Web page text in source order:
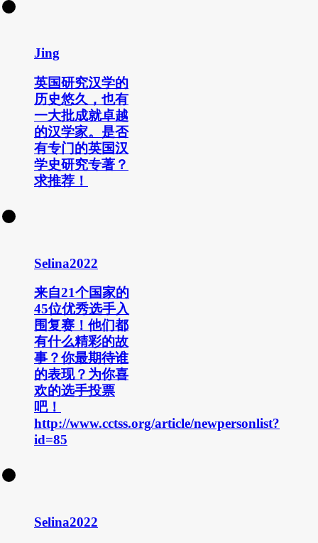
Jing
英国研究汉学的
历史悠久，也有
一大批成就卓越
的汉学家。是否
有专门的英国汉
学史研究专著？
求推荐！
Selina2022
来自21个国家的
45位优秀选手入
围复赛！他们都
有什么精彩的故
事？你最期待谁
的表现？为你喜
欢的选手投票
吧！
http://www.cctss.org/article/newpersonlist?
id=85
Selina2022